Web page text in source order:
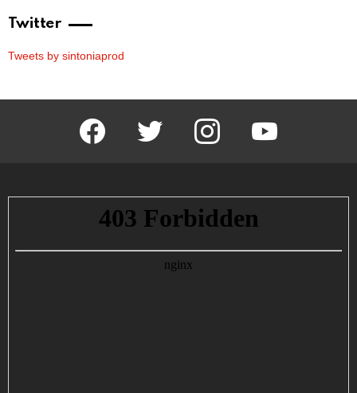
Twitter
Tweets by sintoniaprod
facebook twitter instagram youtube